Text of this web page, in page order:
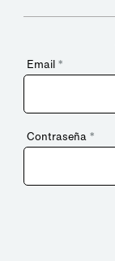
Email *
Contraseña *